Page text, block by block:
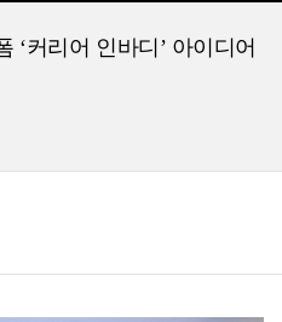
‘커리어 인바디’ 아이디어